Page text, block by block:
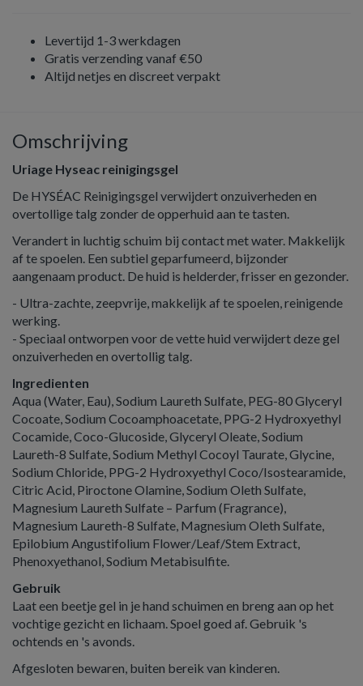
Levertijd 1-3 werkdagen
Gratis verzending vanaf €50
Altijd netjes en discreet verpakt
Omschrijving
Uriage Hyseac reinigingsgel
De HYSÉAC Reinigingsgel verwijdert onzuiverheden en
overtollige talg zonder de opperhuid aan te tasten.
Verandert in luchtig schuim bij contact met water. Makkelijk
af te spoelen. Een subtiel geparfumeerd, bijzonder
aangenaam product. De huid is helderder, frisser en gezonder.
- Ultra-zachte, zeepvrije, makkelijk af te spoelen, reinigende
werking.
- Speciaal ontworpen voor de vette huid verwijdert deze gel
onzuiverheden en overtollig talg.
Ingredienten
Aqua (Water, Eau), Sodium Laureth Sulfate, PEG-80 Glyceryl
Cocoate, Sodium Cocoamphoacetate, PPG-2 Hydroxyethyl
Cocamide, Coco-Glucoside, Glyceryl Oleate, Sodium
Laureth-8 Sulfate, Sodium Methyl Cocoyl Taurate, Glycine,
Sodium Chloride, PPG-2 Hydroxyethyl Coco/Isostearamide,
Citric Acid, Piroctone Olamine, Sodium Oleth Sulfate,
Magnesium Laureth Sulfate – Parfum (Fragrance),
Magnesium Laureth-8 Sulfate, Magnesium Oleth Sulfate,
Epilobium Angustifolium Flower/Leaf/Stem Extract,
Phenoxyethanol, Sodium Metabisulfite.
Gebruik
Laat een beetje gel in je hand schuimen en breng aan op het
vochtige gezicht en lichaam. Spoel goed af. Gebruik 's
ochtends en 's avonds.
Afgesloten bewaren, buiten bereik van kinderen.